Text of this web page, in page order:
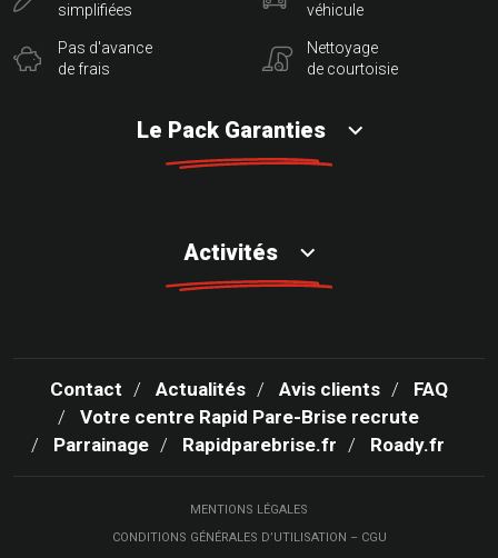
simplifiées
Pas d'avance
de frais
véhicule
Nettoyage
de courtoisie
Le Pack Garanties
Activités
Contact Actualités Avis clients
FAQ
Votre centre Rapid Pare-Brise recrute
Parrainage
Rapidparebrise.fr Roady.fr
MENTIONS LÉGALES
CONDITIONS GÉNÉRALES D’UTILISATION – CGU